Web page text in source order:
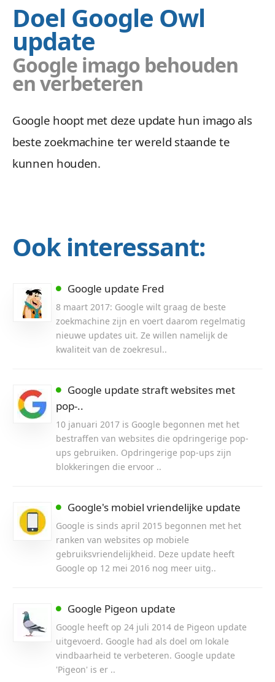
Doel Google Owl
update
Google imago behouden
en verbeteren
Google hoopt met deze update hun imago als
beste zoekmachine ter wereld staande te
kunnen houden.
Ook interessant:
Google update Fred
8 maart 2017: Google wilt graag de beste
zoekmachine zijn en voert daarom regelmatig
nieuwe updates uit. Ze willen namelijk de
kwaliteit van de zoekresul..
Google update straft websites met
pop-..
10 januari 2017 is Google begonnen met het
bestraffen van websites die opdringerige pop-
ups gebruiken. Opdringerige pop-ups zijn
blokkeringen die ervoor ..
Google's mobiel vriendelijke update
Google is sinds april 2015 begonnen met het
ranken van websites op mobiele
gebruiksvriendelijkheid. Deze update heeft
Google op 12 mei 2016 nog meer uitg..
Google Pigeon update
Google heeft op 24 juli 2014 de Pigeon update
uitgevoerd. Google had als doel om lokale
vindbaarheid te verbeteren. Google update
'Pigeon' is er ..